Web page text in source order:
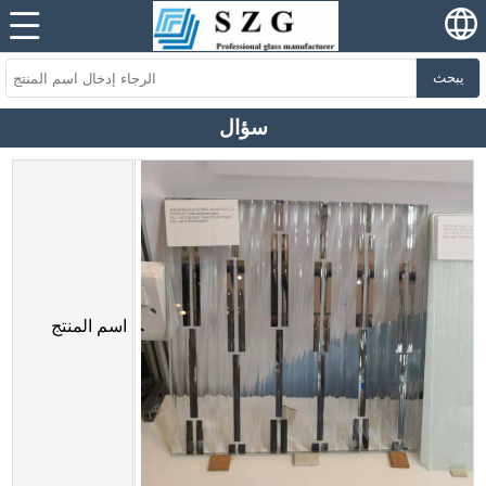
يبحث
سؤال
اسم المنتج